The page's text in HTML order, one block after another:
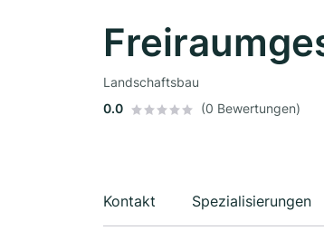
Landschaftsbau
0.0
(0 Bewertungen)
Kontakt Spezialisierungen